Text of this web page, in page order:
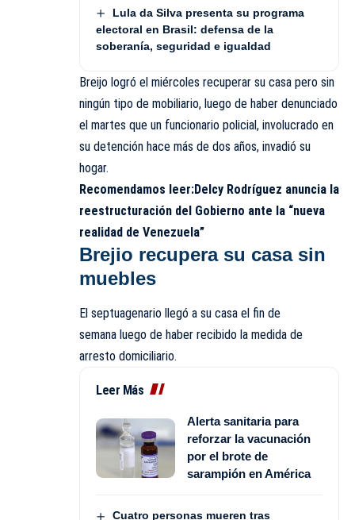
Lula da Silva presenta su programa
electoral en Brasil: defensa de la
soberanía, seguridad e igualdad
Breijo logró el miércoles recuperar su casa pero sin
ningún tipo de mobiliario, luego de haber denunciado
el martes que un funcionario policial, involucrado en
su detención hace más de dos años, invadió su
hogar.
Recomendamos leer:Delcy Rodríguez anuncia la
reestructuración del Gobierno ante la “nueva
realidad de Venezuela”
Brejio recupera su casa sin
muebles
El septuagenario llegó a su casa el fin de
semana luego de haber recibido la medida de
arresto domiciliario.
Leer Más
Alerta sanitaria para
reforzar la vacunación
por el brote de
sarampión en América
Cuatro personas mueren tras